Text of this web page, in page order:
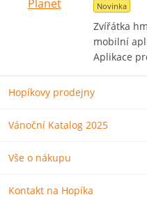
Novinka
Zvířátka
mobilní
Aplikace
Hopíkovy prodejny
Vánoční Katalog 2025
Vše o nákupu
Kontakt na Hopíka